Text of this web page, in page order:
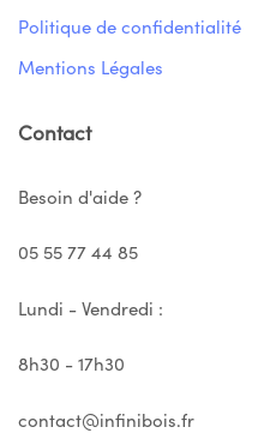
Politique de confidentialité
Mentions Légales
Contact
Besoin d'aide ?
05 55 77 44 85
Lundi - Vendredi :
8h30 - 17h30
contact@infinibois.fr